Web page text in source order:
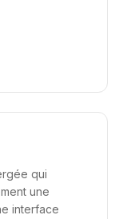
qui
une
interface